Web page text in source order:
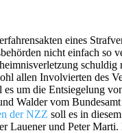
eines
nicht einfach so
schuldig
allen Involvierten des
um die Entsiegelung
Walder vom
der NZZ soll es in
Lauener und Peter